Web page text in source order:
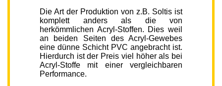
Die Art der Produktion von z.B. Soltis ist
komplett anders als die von
herkömmlichen Acryl-Stoffen. Dies weil
an beiden Seiten des Acryl-Gewebes
eine dünne Schicht PVC angebracht ist.
Hierdurch ist der Preis viel höher als bei
Acryl-Stoffe mit einer vergleichbaren
Performance.